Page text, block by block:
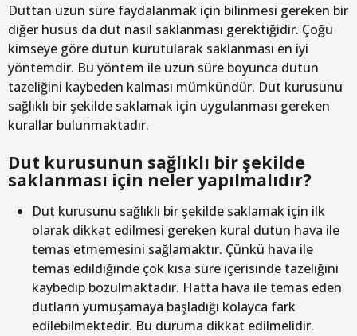
Duttan uzun süre faydalanmak için bilinmesi gereken bir
diğer husus da dut nasıl saklanması gerektiğidir. Çoğu
kimseye göre dutun kurutularak saklanması en iyi
yöntemdir. Bu yöntem ile uzun süre boyunca dutun
tazeliğini kaybeden kalması mümkündür. Dut kurusunu
sağlıklı bir şekilde saklamak için uygulanması gereken
kurallar bulunmaktadır.
Dut kurusunun sağlıklı bir şekilde
saklanması için neler yapılmalıdır?
Dut kurusunu sağlıklı bir şekilde saklamak için ilk
olarak dikkat edilmesi gereken kural dutun hava ile
temas etmemesini sağlamaktır. Çünkü hava ile
temas edildiğinde çok kısa süre içerisinde tazeliğini
kaybedip bozulmaktadır. Hatta hava ile temas eden
dutların yumuşamaya başladığı kolayca fark
edilebilmektedir. Bu duruma dikkat edilmelidir.